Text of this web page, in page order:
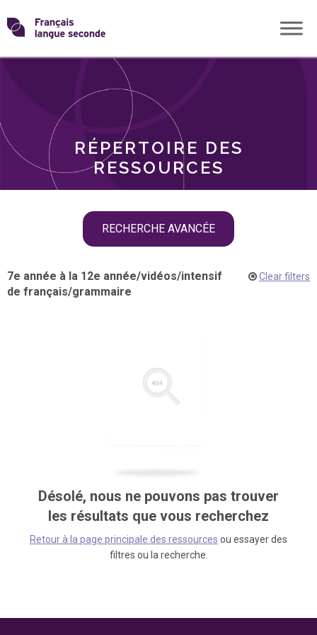
Skip
toTransformons
langue
RÉPERTOIRE DES
RESSOURCES
RECHERCHE AVANCÉE
THÈMES
7e année à la 12e année/vidéos/intensif
de français/grammaire
Clear filters
Désolé, nous ne pouvons pas trouver
les résultats que vous recherchez
Retour à la page principale des ressources ou essayer des
filtres ou la recherche.